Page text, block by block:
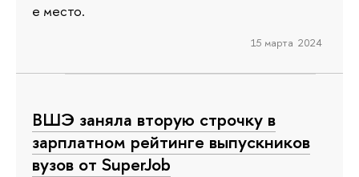
е место.
15 марта 2024
ВШЭ заняла вторую строчку в
зарплатном рейтинге выпускников
вузов от SuperJob